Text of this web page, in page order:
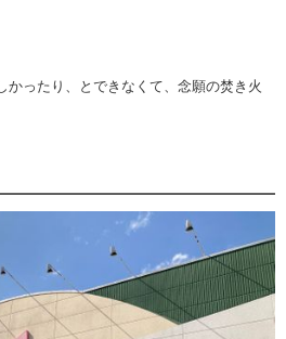
かったり、とできなくて、念願の焚き火